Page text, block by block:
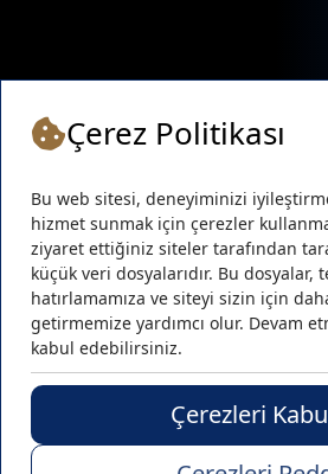
Sosyal Medya :
© GBH Makina •
Çerez Politikası
Bu web sitesi, deneyiminizi
hizmet sunmak için çerezler
ziyaret ettiğiniz siteler tarafından
küçük veri dosyalarıdır. Bu dosyalar,
hatırlamamıza ve siteyi sizin için
getirmemize yardımcı olur. Devam
kabul edebilirsiniz.
Çerezleri